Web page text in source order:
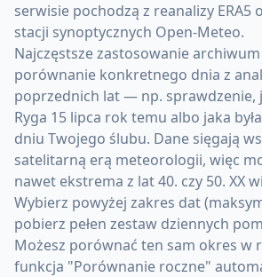
serwisie pochodzą z reanalizy ERA5
stacji synoptycznych Open-Meteo.
Najczęstsze zastosowanie
porównanie konkretnego dnia z
poprzednich lat — np. sprawdzenie,
Ryga 15 lipca rok temu albo jaka
dniu Twojego ślubu. Dane sięgają
satelitarną erą meteorologii, więc
nawet ekstrema z lat 40. czy 50. XX
Wybierz powyżej zakres dat
pobierz pełen zestaw dziennych
Możesz porównać ten sam okres w
funkcja "Porównanie roczne"